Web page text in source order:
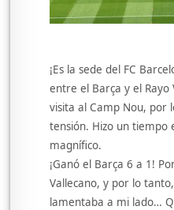
¡Es la sede del FC
entre el Barça y el
visita al Camp Nou, por
tensión. Hizo un tiempo
magnífico.
¡Ganó el Barça 6 a 1!
Vallecano, y por lo
lamentaba a mi lado…